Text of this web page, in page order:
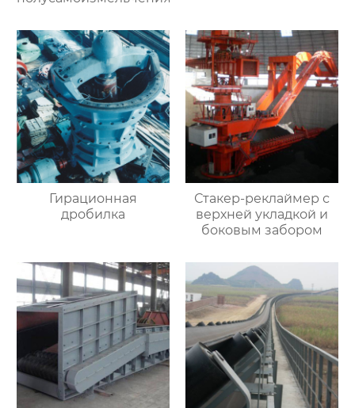
Гирационная
дробилка
Стакер-реклаймер с
верхней укладкой и
боковым забором